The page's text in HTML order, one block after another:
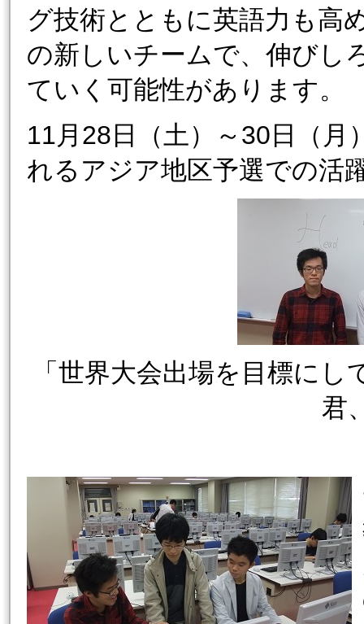
グ技術とともに英語力も高
の新しいチームで、伸びし
ていく可能性があります。
11月28日（土）～30日（
れるアジア地区予選での活
「世界大会出場を目標に
君